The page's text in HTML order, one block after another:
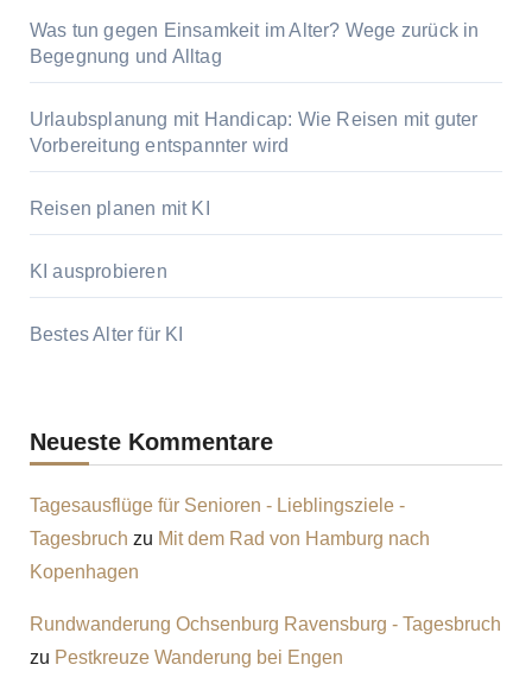
Was tun gegen Einsamkeit im Alter? Wege zurück in
Begegnung und Alltag
Urlaubsplanung mit Handicap: Wie Reisen mit guter
Vorbereitung entspannter wird
Reisen planen mit KI
KI ausprobieren
Bestes Alter für KI
Neueste Kommentare
Tagesausflüge für Senioren - Lieblingsziele -
Tagesbruch zu Mit dem Rad von Hamburg nach
Kopenhagen
Rundwanderung Ochsenburg Ravensburg - Tagesbruch
zu Pestkreuze Wanderung bei Engen